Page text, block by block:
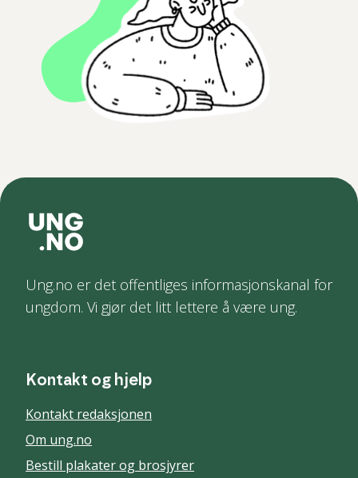
Ung.no er det offentliges informasjonskanal for
ungdom. Vi gjør det litt lettere å være ung.
Kontakt og hjelp
Kontakt redaksjonen
Om ung.no
Bestill plakater og brosjyrer